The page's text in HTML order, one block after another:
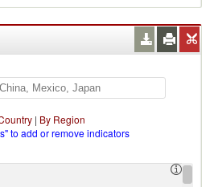
| By Region
to add or remove indicators